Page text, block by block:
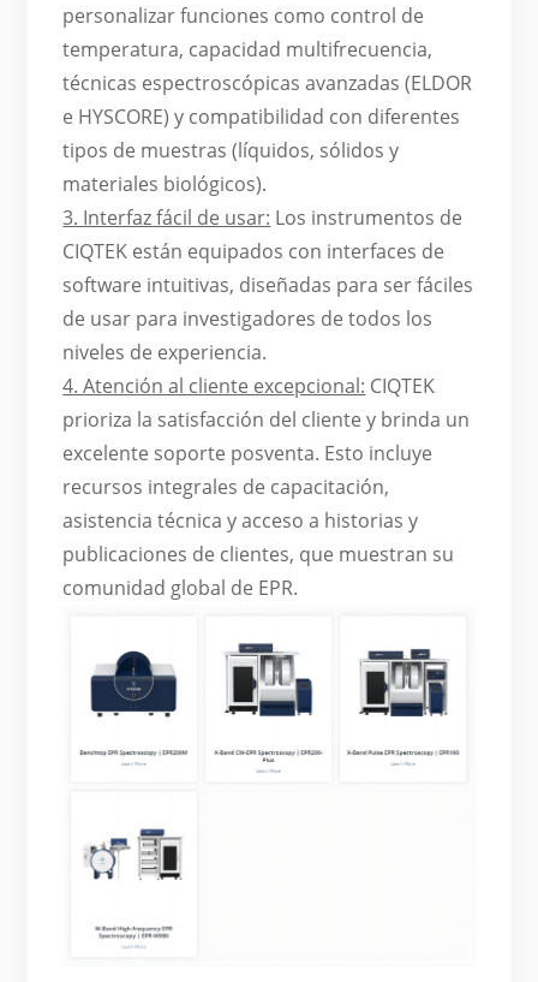
personalizar funciones como control de
temperatura, capacidad multifrecuencia,
técnicas espectroscópicas avanzadas (ELDOR
e HYSCORE) y compatibilidad con diferentes
tipos de muestras (líquidos, sólidos y
materiales biológicos).
3. Interfaz fácil de usar: Los instrumentos de
CIQTEK están equipados con interfaces de
software intuitivas, diseñadas para ser fáciles
de usar para investigadores de todos los
niveles de experiencia.
4. Atención al cliente excepcional: CIQTEK
prioriza la satisfacción del cliente y brinda un
excelente soporte posventa. Esto incluye
recursos integrales de capacitación,
asistencia técnica y acceso a historias y
publicaciones de clientes, que muestran su
comunidad global de EPR.